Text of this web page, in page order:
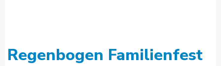
Regenbogen Familienfest